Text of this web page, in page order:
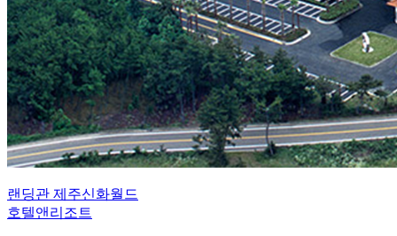
랜딩관 제주신화월드
호텔앤리조트